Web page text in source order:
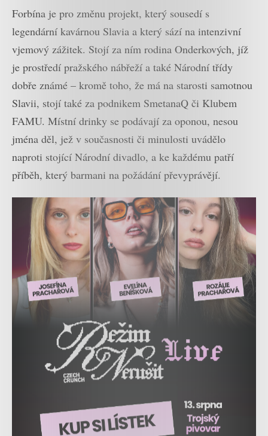
Forbína je pro změnu projekt, který sousedí s
legendární kavárnou Slavia a který sází na intenzivní
vjemový zážitek. Stojí za ním rodina Onderkových, jíž
je prostředí pražského nábřeží a také Národní třídy
dobře známé – kromě toho, že má na starosti samotnou
Slavii, stojí také za podnikem SmetanaQ či Klubem
FAMU. Místní drinky se podávají za oponou, nesou
jména děl, jež v současnosti či minulosti uvádělo
naproti stojící Národní divadlo, a ke každému patří
příběh, který barmani na požádání převyprávějí.